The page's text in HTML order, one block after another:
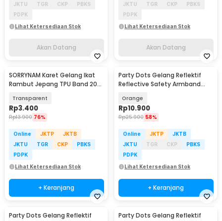
JKTU
TGR CKP
PBKS
PDPK
Lihat Ketersediaan Stok
Akan Datang
JKTU
TGR CKP
PBKS
PDPK
Lihat Ketersediaan Stok
Akan Datang
SORRYNAM Karet Gelang Ikat
Rambut Jepang TPU Band 200
Transparent
Rp3.400
Rp13.900 76%
Online JKTP
JKTB
JKTU
TGR CKP
PBKS
PDPK
Lihat Ketersediaan Stok
+ Keranjang
Party Dots Gelang Reflektif
Reflective Safety Armband
Orange
Rp10.900
Rp25.900 58%
Online JKTP
JKTB
JKTU
TGR CKP
PBKS
PDPK
Lihat Ketersediaan Stok
+ Keranjang
Party Dots Gelang Reflektif
Party Dots Gelang Reflektif